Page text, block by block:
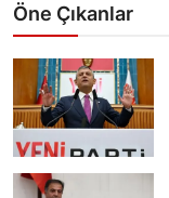
Öne Çıkanlar